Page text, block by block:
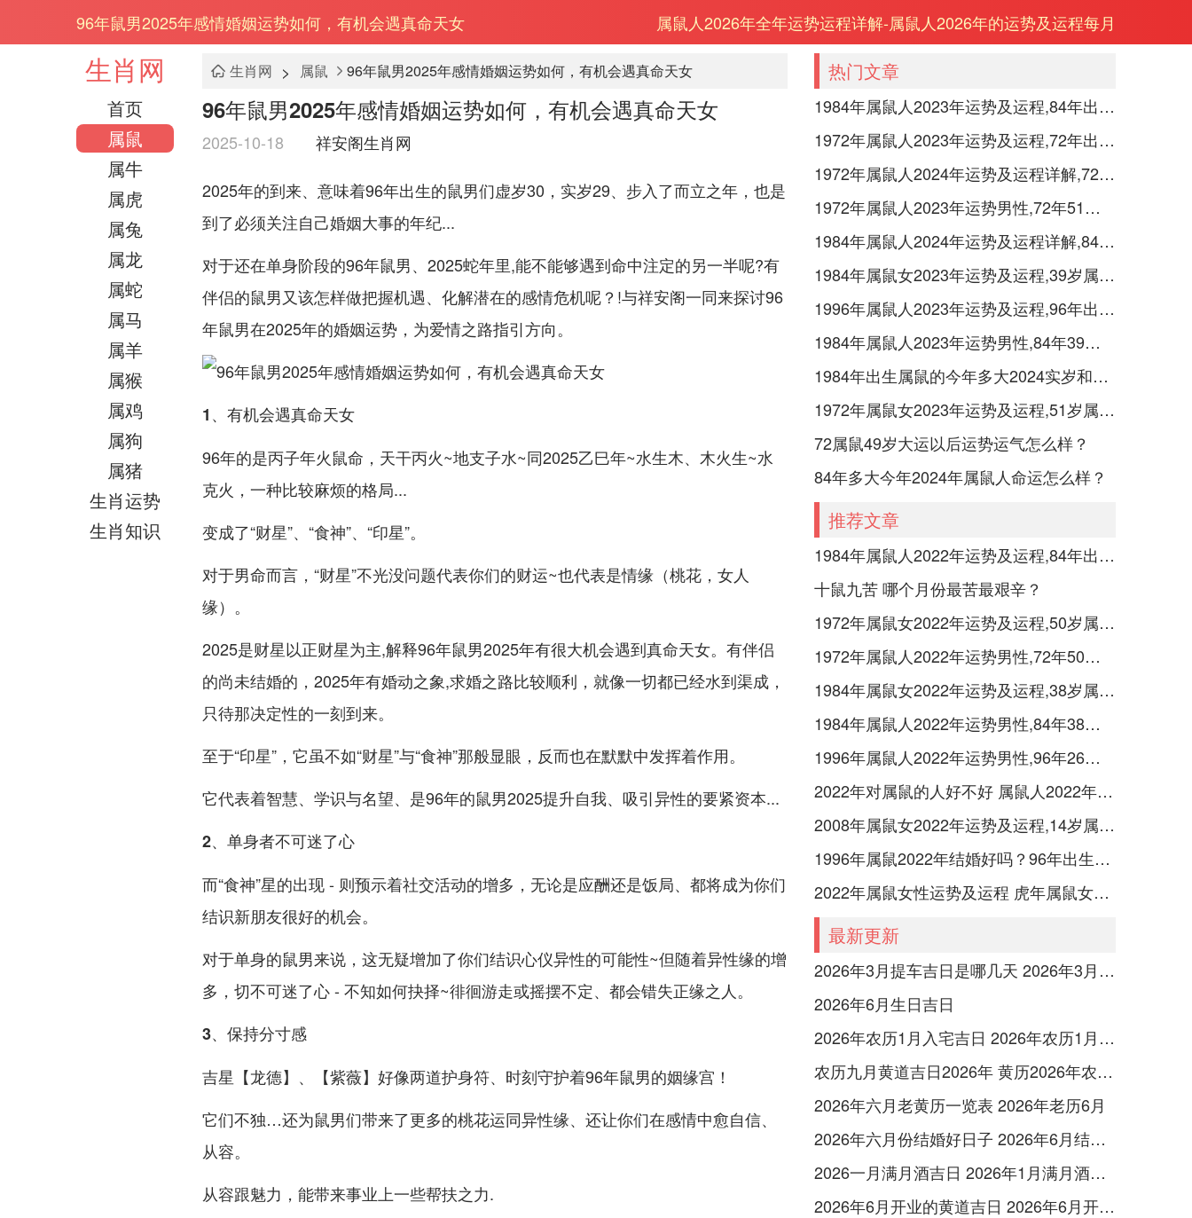
96年鼠男2025年感情婚姻运势如何，有机会遇真命天女 属鼠人2026年全年运势运程详解-属鼠人2026年的运势及运程每月
生肖网
首页
属鼠
属牛
属虎
属兔
属龙
属蛇
属马
属羊
属猴
属鸡
属狗
属猪
生肖运势
生肖知识
生肖网 > 属鼠 96年鼠男2025年感情婚姻运势如何，有机会遇真命天女
96年鼠男2025年感情婚姻运势如何，有机会遇真命天女
2025-10-18 祥安阁生肖网
2025年的到来、意味着96年出生的鼠男们虚岁30，实岁29、步入了而立之年，也是
到了必须关注自己婚姻大事的年纪...
对于还在单身阶段的96年鼠男、2025蛇年里,能不能够遇到命中注定的另一半呢?有
伴侣的鼠男又该怎样做把握机遇、化解潜在的感情危机呢？!与祥安阁一同来探讨96
年鼠男在2025年的婚姻运势，为爱情之路指引方向。
1、有机会遇真命天女
96年的是丙子年火鼠命，天干丙火~地支子水~同2025乙巳年~水生木、木火生~水
克火，一种比较麻烦的格局...
变成了“财星”、“食神”、“印星”。
对于男命而言，“财星”不光没问题代表你们的财运~也代表是情缘（桃花，女人
缘）。
2025是财星以正财星为主,解释96年鼠男2025年有很大机会遇到真命天女。有伴侣
的尚未结婚的，2025年有婚动之象,求婚之路比较顺利，就像一切都已经水到渠成，
只待那决定性的一刻到来。
至于“印星”，它虽不如“财星”与“食神”那般显眼，反而也在默默中发挥着作用。
它代表着智慧、学识与名望、是96年的鼠男2025提升自我、吸引异性的要紧资本...
2、单身者不可迷了心
而“食神”星的出现 - 则预示着社交活动的增多，无论是应酬还是饭局、都将成为你们
结识新朋友很好的机会。
对于单身的鼠男来说，这无疑增加了你们结识心仪异性的可能性~但随着异性缘的增
多，切不可迷了心 - 不知如何抉择~徘徊游走或摇摆不定、都会错失正缘之人。
3、保持分寸感
吉星【龙德】、【紫薇】好像两道护身符、时刻守护着96年鼠男的姻缘宫！
它们不独…还为鼠男们带来了更多的桃花运同异性缘、还让你们在感情中愈自信、
从容。
从容跟魅力，能带来事业上一些帮扶之力.
热门文章
1984年属鼠人2023年运势及运程,84年出生的39岁生肖鼠2023年每月运势详解
1972年属鼠人2023年运势及运程,72年出生的51岁生肖鼠2023年每月运势如何
1972年属鼠人2024年运势及运程详解,72年出生52岁肖鼠人在2024全年每月运势完整版
1972年属鼠人2023年运势男性,72年51岁属鼠男2023年每月运程怎么样
1984年属鼠人2024年运势及运程详解,84年出生40岁肖鼠人在2024全年每月运势完整版
1984年属鼠女2023年运势及运程,39岁属鼠人2023全年每月运势女性如何
1996年属鼠人2023年运势及运程,96年出生的27岁生肖鼠2023年每月运势详解
1984年属鼠人2023年运势男性,84年39岁属鼠男2023年每月运程怎么样
1984年出生属鼠的今年多大2024实岁和虚岁
1972年属鼠女2023年运势及运程,51岁属鼠人2023全年每月运势女性如何
72属鼠49岁大运以后运势运气怎么样？
84年多大今年2024年属鼠人命运怎么样？
推荐文章
1984年属鼠人2022年运势及运程,84年出生的38岁属鼠2022年每月运程详解
十鼠九苦 哪个月份最苦最艰辛？
1972年属鼠女2022年运势及运程,50岁属鼠人2022全年每月运势女性如何
1972年属鼠人2022年运势男性,72年50岁属鼠男2022年每月运程怎么样
1984年属鼠女2022年运势及运程,38岁属鼠人2022全年每月运势女性如何
1984年属鼠人2022年运势男性,84年38岁属鼠男2022年每月运程怎么样
1996年属鼠人2022年运势男性,96年26岁属鼠男2022年每月运程怎么样
2022年对属鼠的人好不好 属鼠人2022年运势如何
2008年属鼠女2022年运势及运程,14岁属鼠人2022全年每月运势女性如何
1996年属鼠2022年结婚好吗？96年出生的26岁属鼠的人可以结婚吗？
2022年属鼠女性运势及运程 虎年属鼠女带什么转运
最新更新
2026年3月提车吉日是哪几天 2026年3月26号提车
2026年6月生日吉日
2026年农历1月入宅吉日 2026年农历1月入宅最好的日子
农历九月黄道吉日2026年 黄历2026年农历九月黄道吉日查询
2026年六月老黄历一览表 2026年老历6月
2026年六月份结婚好日子 2026年6月结婚好吗
2026一月满月酒吉日 2026年1月满月酒吉日
2026年6月开业的黄道吉日 2026年6月开业黄道吉日查询